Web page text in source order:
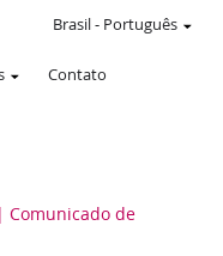
Contato
Brasil- Português
Comunicado de